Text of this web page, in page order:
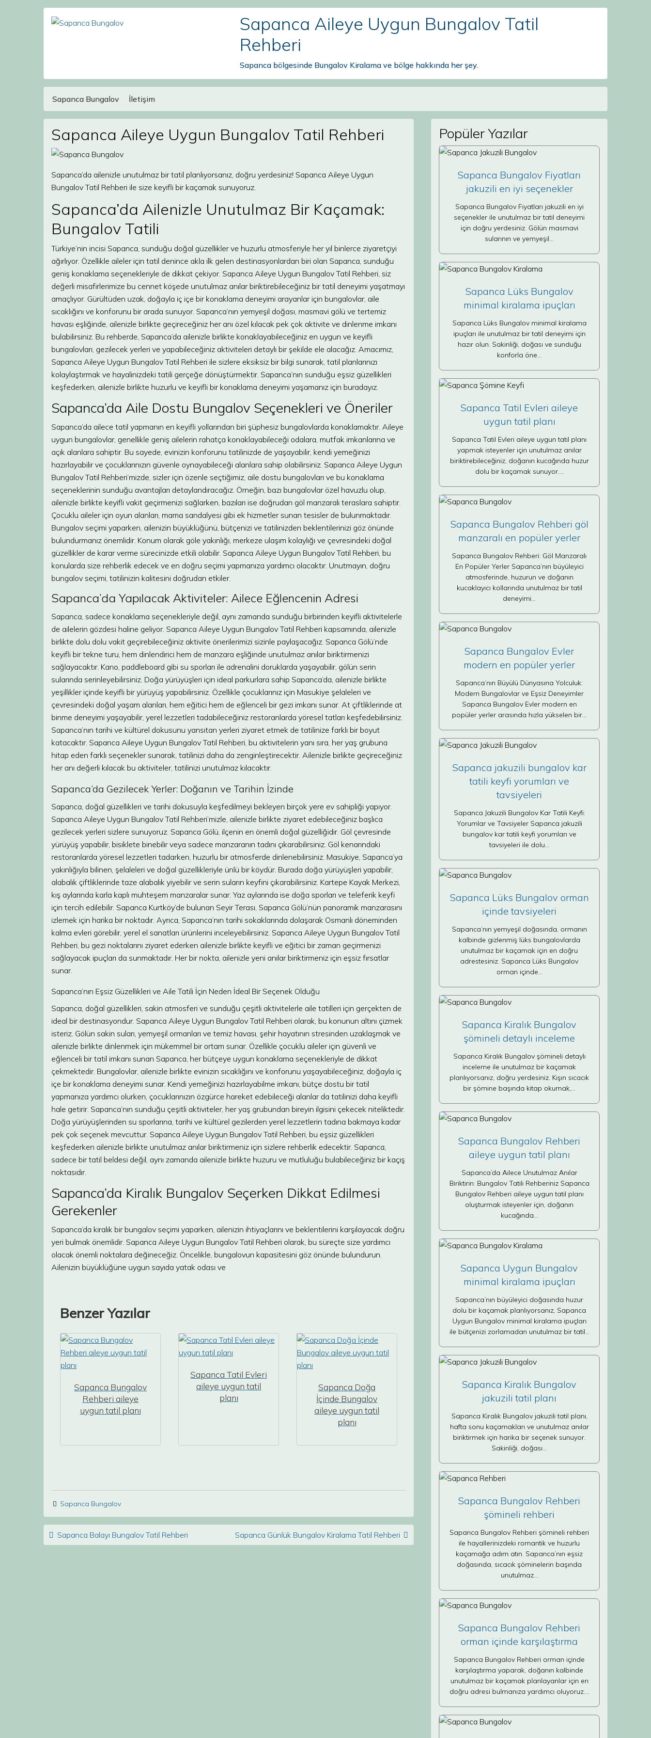
Sapanca Aileye Uygun Bungalov Tatil
Rehberi
Sapanca bölgesinde Bungalov Kiralama ve bölge hakkında her şey.
Main Navigation
Sapanca Bungalov İletişim
Sapanca Aileye Uygun Bungalov Tatil Rehberi
Sapanca’da ailenizle unutulmaz bir tatil planlıyorsanız, doğru yerdesiniz! Sapanca Aileye Uygun
Bungalov Tatil Rehberi ile size keyifli bir kaçamak sunuyoruz.
Sapanca’da Ailenizle Unutulmaz Bir Kaçamak:
Bungalov Tatili
Türkiye’nin incisi Sapanca, sunduğu doğal güzellikler ve huzurlu atmosferiyle her yıl binlerce ziyaretçiyi
ağırlıyor. Özellikle aileler için tatil denince akla ilk gelen destinasyonlardan biri olan Sapanca, sunduğu
geniş konaklama seçenekleriyle de dikkat çekiyor. Sapanca Aileye Uygun Bungalov Tatil Rehberi, siz
değerli misafirlerimize bu cennet köşede unutulmaz anılar biriktirebileceğiniz bir tatil deneyimi yaşatmayı
amaçlıyor. Gürültüden uzak, doğayla iç içe bir konaklama deneyimi arayanlar için bungalovlar, aile
sıcaklığını ve konforunu bir arada sunuyor. Sapanca’nın yemyeşil doğası, masmavi gölü ve tertemiz
havası eşliğinde, ailenizle birlikte geçireceğiniz her anı özel kılacak pek çok aktivite ve dinlenme imkanı
bulabilirsiniz. Bu rehberde, Sapanca’da ailenizle birlikte konaklayabileceğiniz en uygun ve keyifli
bungalovları, gezilecek yerleri ve yapabileceğiniz aktiviteleri detaylı bir şekilde ele alacağız. Amacımız,
Sapanca Aileye Uygun Bungalov Tatil Rehberi ile sizlere eksiksiz bir bilgi sunarak, tatil planlarınızı
kolaylaştırmak ve hayalinizdeki tatili gerçeğe dönüştürmektir. Sapanca’nın sunduğu eşsiz güzellikleri
keşfederken, ailenizle birlikte huzurlu ve keyifli bir konaklama deneyimi yaşamanız için buradayız.
Sapanca’da Aile Dostu Bungalov Seçenekleri ve Öneriler
Sapanca’da ailece tatil yapmanın en keyifli yollarından biri şüphesiz bungalovlarda konaklamaktır. Aileye
uygun bungalovlar, genellikle geniş ailelerin rahatça konaklayabileceği odalara, mutfak imkanlarına ve
açık alanlara sahiptir. Bu sayede, evinizin konforunu tatilinizde de yaşayabilir, kendi yemeğinizi
hazırlayabilir ve çocuklarınızın güvenle oynayabileceği alanlara sahip olabilirsiniz. Sapanca Aileye Uygun
Bungalov Tatil Rehberi’mizde, sizler için özenle seçtiğimiz, aile dostu bungalovları ve bu konaklama
seçeneklerinin sunduğu avantajları detaylandıracağız. Örneğin, bazı bungalovlar özel havuzlu olup,
ailenizle birlikte keyifli vakit geçirmenizi sağlarken, bazıları ise doğrudan göl manzaralı teraslara sahiptir.
Çocuklu aileler için oyun alanları, mama sandalyesi gibi ek hizmetler sunan tesisler de bulunmaktadır.
Bungalov seçimi yaparken, ailenizin büyüklüğünü, bütçenizi ve tatilinizden beklentilerinizi göz önünde
bulundurmanız önemlidir. Konum olarak göle yakınlığı, merkeze ulaşım kolaylığı ve çevresindeki doğal
güzellikler de karar verme sürecinizde etkili olabilir. Sapanca Aileye Uygun Bungalov Tatil Rehberi, bu
konularda size rehberlik edecek ve en doğru seçimi yapmanıza yardımcı olacaktır. Unutmayın, doğru
bungalov seçimi, tatilinizin kalitesini doğrudan etkiler.
Sapanca’da Yapılacak Aktiviteler: Ailece Eğlencenin Adresi
Sapanca, sadece konaklama seçenekleriyle değil, aynı zamanda sunduğu birbirinden keyifli aktivitelerle
de ailelerin gözdesi haline geliyor. Sapanca Aileye Uygun Bungalov Tatil Rehberi kapsamında, ailenizle
birlikte dolu dolu vakit geçirebileceğiniz aktivite önerilerimizi sizinle paylaşacağız. Sapanca Gölü’nde
keyifli bir tekne turu, hem dinlendirici hem de manzara eşliğinde unutulmaz anılar biriktirmenizi
sağlayacaktır. Kano, paddleboard gibi su sporları ile adrenalini doruklarda yaşayabilir, gölün serin
sularında serinleyebilirsiniz. Doğa yürüyüşleri için ideal parkurlara sahip Sapanca’da, ailenizle birlikte
yeşillikler içinde keyifli bir yürüyüş yapabilirsiniz. Özellikle çocuklarınız için Masukiye şelaleleri ve
çevresindeki doğal yaşam alanları, hem eğitici hem de eğlenceli bir gezi imkanı sunar. At çiftliklerinde at
binme deneyimi yaşayabilir, yerel lezzetleri tadabileceğiniz restoranlarda yöresel tatları keşfedebilirsiniz.
Sapanca’nın tarihi ve kültürel dokusunu yansıtan yerleri ziyaret etmek de tatilinize farklı bir boyut
katacaktır. Sapanca Aileye Uygun Bungalov Tatil Rehberi, bu aktivitelerin yanı sıra, her yaş grubuna
hitap eden farklı seçenekler sunarak, tatilinizi daha da zenginleştirecektir. Ailenizle birlikte geçireceğiniz
her anı değerli kılacak bu aktiviteler, tatilinizi unutulmaz kılacaktır.
Sapanca’da Gezilecek Yerler: Doğanın ve Tarihin İzinde
Sapanca, doğal güzellikleri ve tarihi dokusuyla keşfedilmeyi bekleyen birçok yere ev sahipliği yapıyor.
Sapanca Aileye Uygun Bungalov Tatil Rehberi’mizle, ailenizle birlikte ziyaret edebileceğiniz başlıca
gezilecek yerleri sizlere sunuyoruz. Sapanca Gölü, ilçenin en önemli doğal güzelliğidir. Göl çevresinde
yürüyüş yapabilir, bisiklete binebilir veya sadece manzaranın tadını çıkarabilirsiniz. Göl kenarındaki
restoranlarda yöresel lezzetleri tadarken, huzurlu bir atmosferde dinlenebilirsiniz. Masukiye, Sapanca’ya
yakınlığıyla bilinen, şelaleleri ve doğal güzellikleriyle ünlü bir köydür. Burada doğa yürüyüşleri yapabilir,
alabalık çiftliklerinde taze alabalık yiyebilir ve serin suların keyfini çıkarabilirsiniz. Kartepe Kayak Merkezi,
kış aylarında karla kaplı muhteşem manzaralar sunar. Yaz aylarında ise doğa sporları ve teleferik keyfi
için tercih edilebilir. Sapanca Kurtköy’de bulunan Seyir Terası, Sapanca Gölü’nün panoramik manzarasını
izlemek için harika bir noktadır. Ayrıca, Sapanca’nın tarihi sokaklarında dolaşarak Osmanlı döneminden
kalma evleri görebilir, yerel el sanatları ürünlerini inceleyebilirsiniz. Sapanca Aileye Uygun Bungalov Tatil
Rehberi, bu gezi noktalarını ziyaret ederken ailenizle birlikte keyifli ve eğitici bir zaman geçirmenizi
sağlayacak ipuçları da sunmaktadır. Her bir nokta, ailenizle yeni anılar biriktirmeniz için eşsiz fırsatlar
sunar.
Sapanca’nın Eşsiz Güzellikleri ve Aile Tatili İçin Neden İdeal Bir Seçenek Olduğu
Sapanca, doğal güzellikleri, sakin atmosferi ve sunduğu çeşitli aktivitelerle aile tatilleri için gerçekten de
ideal bir destinasyondur. Sapanca Aileye Uygun Bungalov Tatil Rehberi olarak, bu konunun altını çizmek
isteriz. Gölün sakin suları, yemyeşil ormanları ve temiz havası, şehir hayatının stresinden uzaklaşmak ve
ailenizle birlikte dinlenmek için mükemmel bir ortam sunar. Özellikle çocuklu aileler için güvenli ve
eğlenceli bir tatil imkanı sunan Sapanca, her bütçeye uygun konaklama seçenekleriyle de dikkat
çekmektedir. Bungalovlar, ailenizle birlikte evinizin sıcaklığını ve konforunu yaşayabileceğiniz, doğayla iç
içe bir konaklama deneyimi sunar. Kendi yemeğinizi hazırlayabilme imkanı, bütçe dostu bir tatil
yapmanıza yardımcı olurken, çocuklarınızın özgürce hareket edebileceği alanlar da tatilinizi daha keyifli
hale getirir. Sapanca’nın sunduğu çeşitli aktiviteler, her yaş grubundan bireyin ilgisini çekecek niteliktedir.
Doğa yürüyüşlerinden su sporlarına, tarihi ve kültürel gezilerden yerel lezzetlerin tadına bakmaya kadar
pek çok seçenek mevcuttur. Sapanca Aileye Uygun Bungalov Tatil Rehberi, bu eşsiz güzellikleri
keşfederken ailenizle birlikte unutulmaz anılar biriktirmeniz için sizlere rehberlik edecektir. Sapanca,
sadece bir tatil beldesi değil, aynı zamanda ailenizle birlikte huzuru ve mutluluğu bulabileceğiniz bir kaçış
noktasıdır.
Sapanca’da Kiralık Bungalov Seçerken Dikkat Edilmesi
Gerekenler
Sapanca’da kiralık bir bungalov seçimi yaparken, ailenizin ihtiyaçlarını ve beklentilerini karşılayacak doğru
yeri bulmak önemlidir. Sapanca Aileye Uygun Bungalov Tatil Rehberi olarak, bu süreçte size yardımcı
olacak önemli noktalara değineceğiz. Öncelikle, bungalovun kapasitesini göz önünde bulundurun.
Ailenizin büyüklüğüne uygun sayıda yatak odası ve
Benzer Yazılar
Sapanca Bungalov
Rehberi aileye
uygun tatil planı
Sapanca Tatil Evleri
aileye uygun tatil
planı
Sapanca Doğa
İçinde Bungalov
aileye uygun tatil
planı
Sapanca Bungalov
Post navigation
Sapanca Balayı Bungalov Tatil Rehberi Sapanca Günlük Bungalov Kiralama Tatil Rehberi
Popüler Yazılar
Sapanca Bungalov Fiyatları
jakuzili en iyi seçenekler
Sapanca Bungalov Fiyatları jakuzili en iyi
seçenekler ile unutulmaz bir tatil deneyimi
için doğru yerdesiniz. Gölün masmavi
sularının ve yemyeşil…
Sapanca Lüks Bungalov
minimal kiralama ipuçları
Sapanca Lüks Bungalov minimal kiralama
ipuçları ile unutulmaz bir tatil deneyimi için
hazır olun. Sakinliği, doğası ve sunduğu
konforla öne…
Sapanca Tatil Evleri aileye
uygun tatil planı
Sapanca Tatil Evleri aileye uygun tatil planı
yapmak isteyenler için unutulmaz anılar
biriktirebileceğiniz, doğanın kucağında huzur
dolu bir kaçamak sunuyor.…
Sapanca Bungalov Rehberi göl
manzaralı en popüler yerler
Sapanca Bungalov Rehberi: Göl Manzaralı
En Popüler Yerler Sapanca’nın büyüleyici
atmosferinde, huzurun ve doğanın
kucaklayıcı kollarında unutulmaz bir tatil
deneyimi…
Sapanca Bungalov Evler
modern en popüler yerler
Sapanca’nın Büyülü Dünyasına Yolculuk:
Modern Bungalovlar ve Eşsiz Deneyimler
Sapanca Bungalov Evler modern en
popüler yerler arasında hızla yükselen bir…
Sapanca jakuzili bungalov kar
tatili keyfi yorumları ve
tavsiyeleri
Sapanca Jakuzili Bungalov Kar Tatili Keyfi:
Yorumlar ve Tavsiyeler Sapanca jakuzili
bungalov kar tatili keyfi yorumları ve
tavsiyeleri ile dolu…
Sapanca Lüks Bungalov orman
içinde tavsiyeleri
Sapanca’nın yemyeşil doğasında, ormanın
kalbinde gizlenmiş lüks bungalovlarda
unutulmaz bir kaçamak için en doğru
adrestesiniz. Sapanca Lüks Bungalov
orman içinde…
Sapanca Kiralık Bungalov
şömineli detaylı inceleme
Sapanca Kiralık Bungalov şömineli detaylı
inceleme ile unutulmaz bir kaçamak
planlıyorsanız, doğru yerdesiniz. Kışın sıcacık
bir şömine başında kitap okumak,…
Sapanca Bungalov Rehberi
aileye uygun tatil planı
Sapanca’da Ailece Unutulmaz Anılar
Biriktirin: Bungalov Tatili Rehberiniz Sapanca
Bungalov Rehberi aileye uygun tatil planı
oluşturmak isteyenler için, doğanın
kucağında…
Sapanca Uygun Bungalov
minimal kiralama ipuçları
Sapanca’nın büyüleyici doğasında huzur
dolu bir kaçamak planlıyorsanız, Sapanca
Uygun Bungalov minimal kiralama ipuçları
ile bütçenizi zorlamadan unutulmaz bir tatil…
Sapanca Kiralık Bungalov
jakuzili tatil planı
Sapanca Kiralık Bungalov jakuzili tatil planı,
hafta sonu kaçamakları ve unutulmaz anılar
biriktirmek için harika bir seçenek sunuyor.
Sakinliği, doğası…
Sapanca Bungalov Rehberi
şömineli rehberi
Sapanca Bungalov Rehberi şömineli rehberi
ile hayallerinizdeki romantik ve huzurlu
kaçamağa adım atın. Sapanca’nın eşsiz
doğasında, sıcacık şöminelerin başında
unutulmaz…
Sapanca Bungalov Rehberi
orman içinde karşılaştırma
Sapanca Bungalov Rehberi orman içinde
karşılaştırma yaparak, doğanın kalbinde
unutulmaz bir kaçamak planlayanlar için en
doğru adresi bulmanıza yardımcı oluyoruz.…